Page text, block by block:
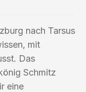
nach Tarsus
mit
Das
Schmitz
eine